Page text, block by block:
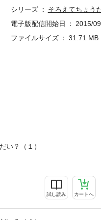
い？（１）
試し読み カートへ
シリーズ
そろえてちょう
電子版配信開始日
2015/
ファイルサイズ
31.71 MB